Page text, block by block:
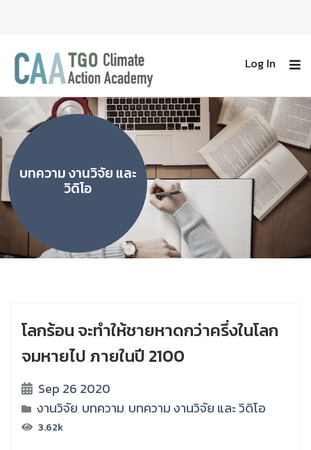
Log In
บทความ งานวิจัย และ
วิดิโอ
โลกร้อน จะทำให้ชายหาดกว่าครึ่งในโลก
จมหายไป ภายในปี 2100
Sep 26 2020
งานวิจัย, บทความ, บทความ งานวิจัย และ วิดิโอ
3.62k